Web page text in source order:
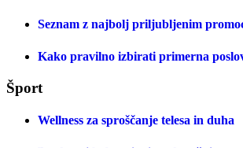
Seznam z najbolj priljubljenim
Kako pravilno izbirati primerna
Šport
Wellness za sproščanje telesa in duha